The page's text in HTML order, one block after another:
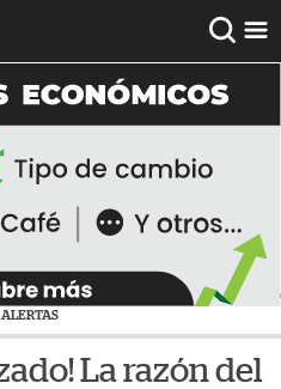
ALERTAS
La razón del